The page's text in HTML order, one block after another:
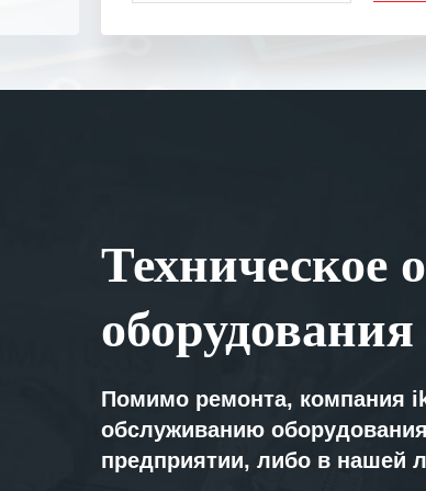
«555»
Техническое
оборудования
Помимо ремонта, компания
обслуживанию
предприятии, либо в нашей